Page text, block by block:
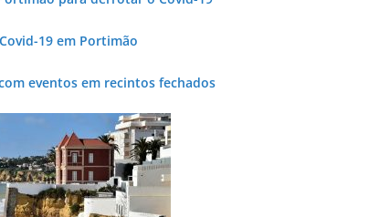
19 em Portimão
eventos em recintos fechados